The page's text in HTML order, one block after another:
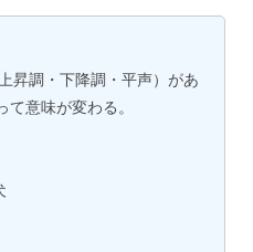
昇調・下降調・平声）があ
て意味が変わる。